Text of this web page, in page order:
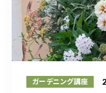
ガーデニング講座